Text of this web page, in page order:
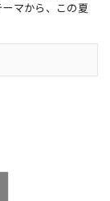
マから、この夏